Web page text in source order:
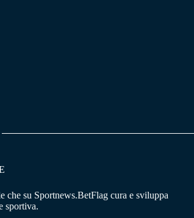
che su Sportnews.BetFlag cura e sviluppa
sportiva.